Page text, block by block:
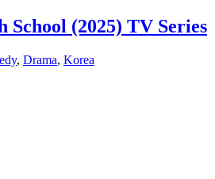
School (2025) TV Series
, Drama, Korea